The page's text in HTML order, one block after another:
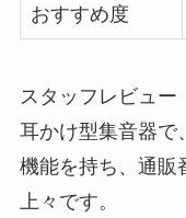
おすすめ度
スタッフレビュー
耳かけ型集音器で
機能を持ち、通販
上々です。